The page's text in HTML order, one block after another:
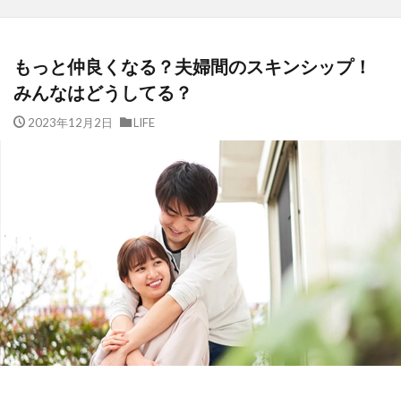
もっと仲良くなる？夫婦間のスキンシップ！
みんなはどうしてる？
2023年12月2日 LIFE